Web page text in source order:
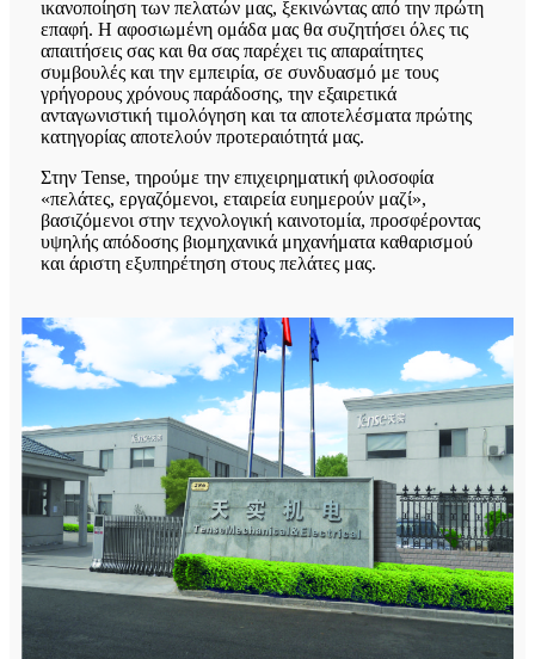
ικανοποίηση των πελατών μας, ξεκινώντας από την πρώτη
επαφή. Η αφοσιωμένη ομάδα μας θα συζητήσει όλες τις
απαιτήσεις σας και θα σας παρέχει τις απαραίτητες
συμβουλές και την εμπειρία, σε συνδυασμό με τους
γρήγορους χρόνους παράδοσης, την εξαιρετικά
ανταγωνιστική τιμολόγηση και τα αποτελέσματα πρώτης
κατηγορίας αποτελούν προτεραιότητά μας.
Στην Tense, τηρούμε την επιχειρηματική φιλοσοφία
«πελάτες, εργαζόμενοι, εταιρεία ευημερούν μαζί»,
βασιζόμενοι στην τεχνολογική καινοτομία, προσφέροντας
υψηλής απόδοσης βιομηχανικά μηχανήματα καθαρισμού
και άριστη εξυπηρέτηση στους πελάτες μας.